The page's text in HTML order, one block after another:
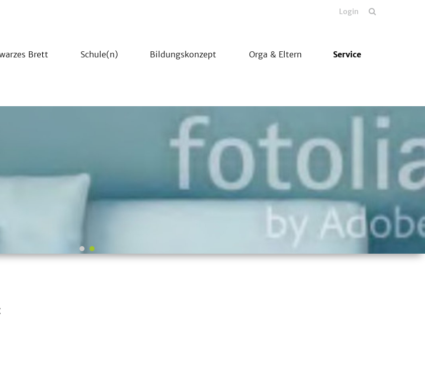
Login
Brett Schule(n) Bildungskonzept Orga & Eltern Service